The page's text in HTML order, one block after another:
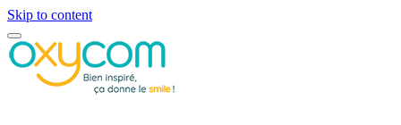
Skip to content